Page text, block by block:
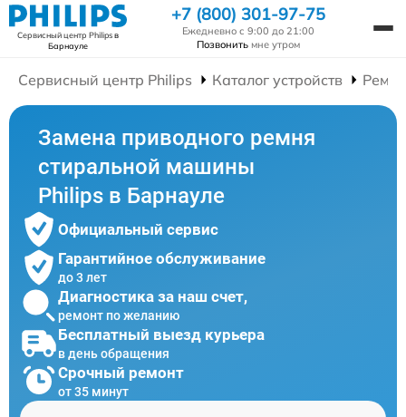
Сервисный центр Philipsв
Барнауле
+7 (800) 301-97-75
Ежедневно с 9:00 до 21:00
Позвонить мне утром
Сервисный центр Philips Каталог устройств
Замена приводного ремня
стиральной машины
Philips в Барнауле
Официальный сервис
Гарантийное обслуживание
до 3 лет
Диагностика за наш счет,
ремонт по желанию
Бесплатный выезд курьера
в день обращения
Срочный ремонт
от 35 минут